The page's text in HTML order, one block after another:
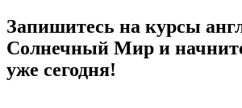
Запишитесь на курсы
Солнечный Мир и
уже сегодня!